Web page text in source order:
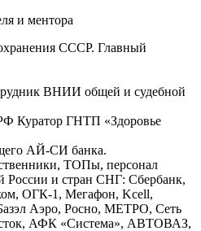
и ментора
СССР. Главный
ВНИИ общей и судебной
Куратор ГНТП «Здоровье
АЙ-СИ банка.
ТОПы, персонал
России и стран СНГ: Сбербанк,
ОГК-1, Мегафон, Kcell,
Аэро, Росно, МЕТРО, Сеть
АФК «Система», АВТОВАЗ,